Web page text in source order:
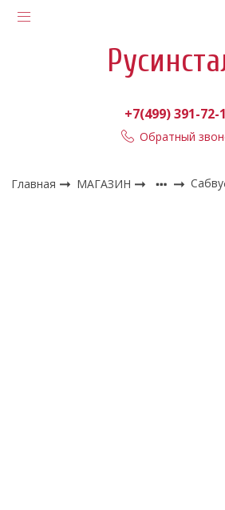
+7(499) 391-72-
Обратный
Главная МАГАЗИН